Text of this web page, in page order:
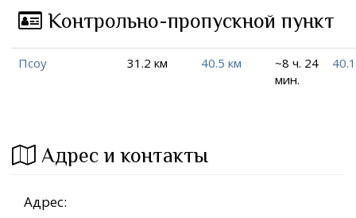
Контрольно-пропускной пункт
Псоу 31.2 км 40.5 км
~8 ч. 24
мин.
Адрес и контакты
Адрес: